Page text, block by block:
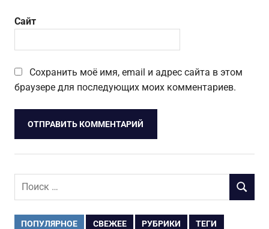
Сайт
Сохранить моё имя, email и адрес сайта в этом
браузере для последующих моих комментариев.
Поиск
ПОИСК
ПОПУЛЯРНОЕ СВЕЖЕЕ РУБРИКИ ТЕГИ